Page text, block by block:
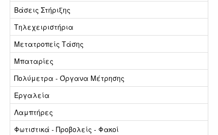
Βάσεις Στήριξης
Τηλεχειριστήρια
Μετατροπείς Τάσης
Μπαταρίες
Πολύμετρα - Όργανα Μέτρησης
Εργαλεία
Λαμπτήρες
Φωτιστικά - Προβολείς - Φακοί